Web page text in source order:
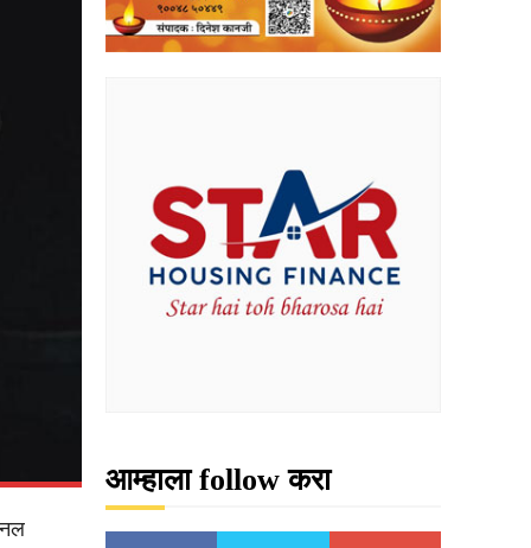
आम्हाला follow करा